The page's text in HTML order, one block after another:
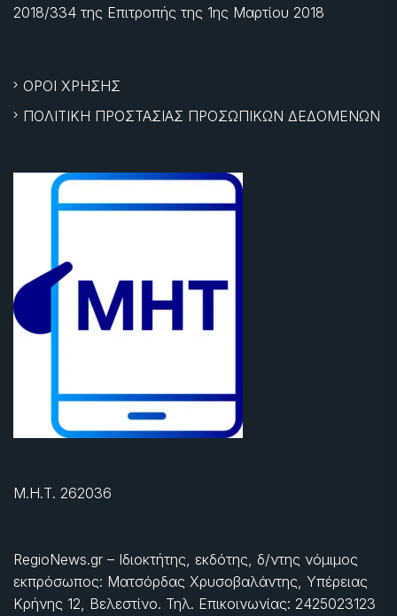
2018/334 της Επιτροπής της 1ης Μαρτίου 2018
ΟΡΟΙ ΧΡΗΣΗΣ
ΠΟΛΙΤΙΚΗ ΠΡΟΣΤΑΣΙΑΣ ΠΡΟΣΩΠΙΚΩΝ ΔΕΔΟΜΕΝΩΝ
Μ.Η.Τ. 262036
RegioNews.gr – Ιδιοκτήτης, εκδότης, δ/ντης νόμιμος
εκπρόσωπος: Ματσόρδας Χρυσοβαλάντης, Υπέρειας
Κρήνης 12, Βελεστίνο. Τηλ. Επικοινωνίας: 2425023123